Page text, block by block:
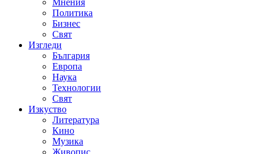
Мнения
Политика
Бизнес
Свят
Изгледи
България
Европа
Наука
Технологии
Свят
Изкуство
Литература
Кино
Музика
Живопис